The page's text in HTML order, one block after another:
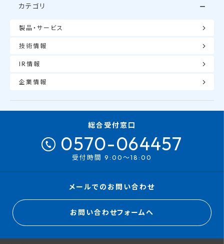
カテゴリ
製品・サービス
技術情報
IR情報
企業情報
総合受付窓口
0570-064457
受付時間 9:00～18:00
メールでのお問い合わせ
お問い合わせフォームへ